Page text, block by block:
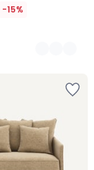
-15%